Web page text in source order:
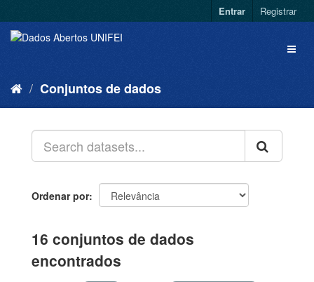
Entrar Registrar
Conjuntos de dados
Ordenar por
16 conjuntos de dados
encontrados